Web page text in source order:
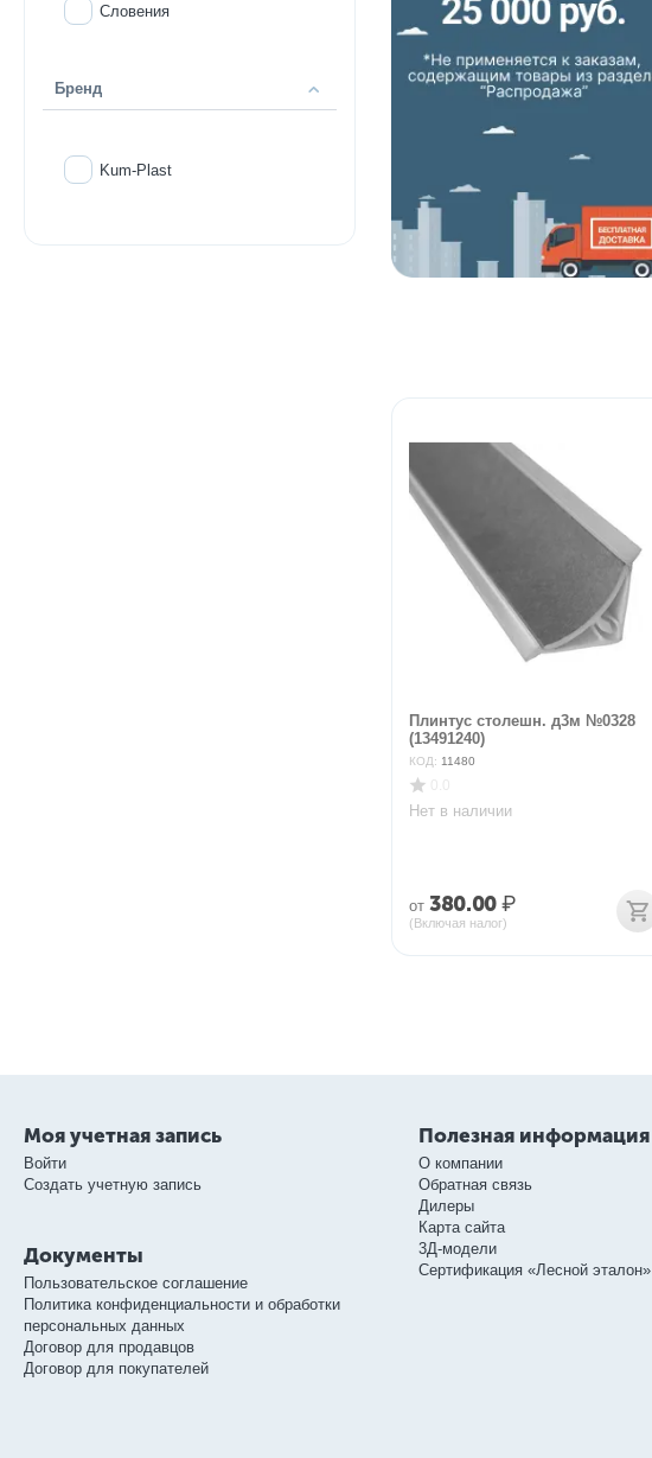
Плинтус столешн. д3м №0328
(13491240)
КОД: 11480
Нет в наличии
от 380.00₽
(Включая налог)
Словения
Бренд
Kum-Plast
Моя учетная запись
Войти
Создать учетную запись
Документы
Пользовательское соглашение
Политика конфиденциальности и обработки
персональных данных
Договор для продавцов
Договор для покупателей
Полезная информация
О компании
Обратная связь
Дилеры
Карта сайта
3Д-модели
Сертификация «Лесной эталон»